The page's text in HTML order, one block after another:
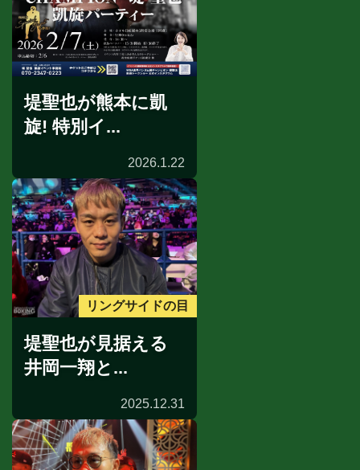
堤聖也が熊本に凱
旋! 特別イ...
2026.1.22
リングサイドの目
堤聖也が見据える
井岡一翔と...
2025.12.31